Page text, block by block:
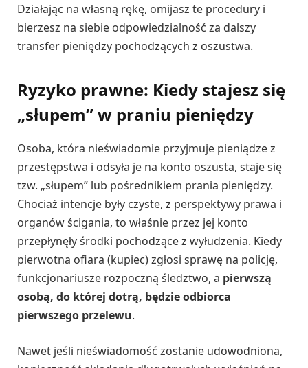
Działając na własną rękę, omijasz te procedury i
bierzesz na siebie odpowiedzialność za dalszy
transfer pieniędzy pochodzących z oszustwa.
Ryzyko prawne: Kiedy stajesz się
„słupem” w praniu pieniędzy
Osoba, która nieświadomie przyjmuje pieniądze z
przestępstwa i odsyła je na konto oszusta, staje się
tzw. „słupem” lub pośrednikiem prania pieniędzy.
Chociaż intencje były czyste, z perspektywy prawa i
organów ścigania, to właśnie przez jej konto
przepłynęły środki pochodzące z wyłudzenia. Kiedy
pierwotna ofiara (kupiec) zgłosi sprawę na policję,
funkcjonariusze rozpoczną śledztwo, a pierwszą
osobą, do której dotrą, będzie odbiorca
pierwszego przelewu.
Nawet jeśli nieświadomość zostanie udowodniona,